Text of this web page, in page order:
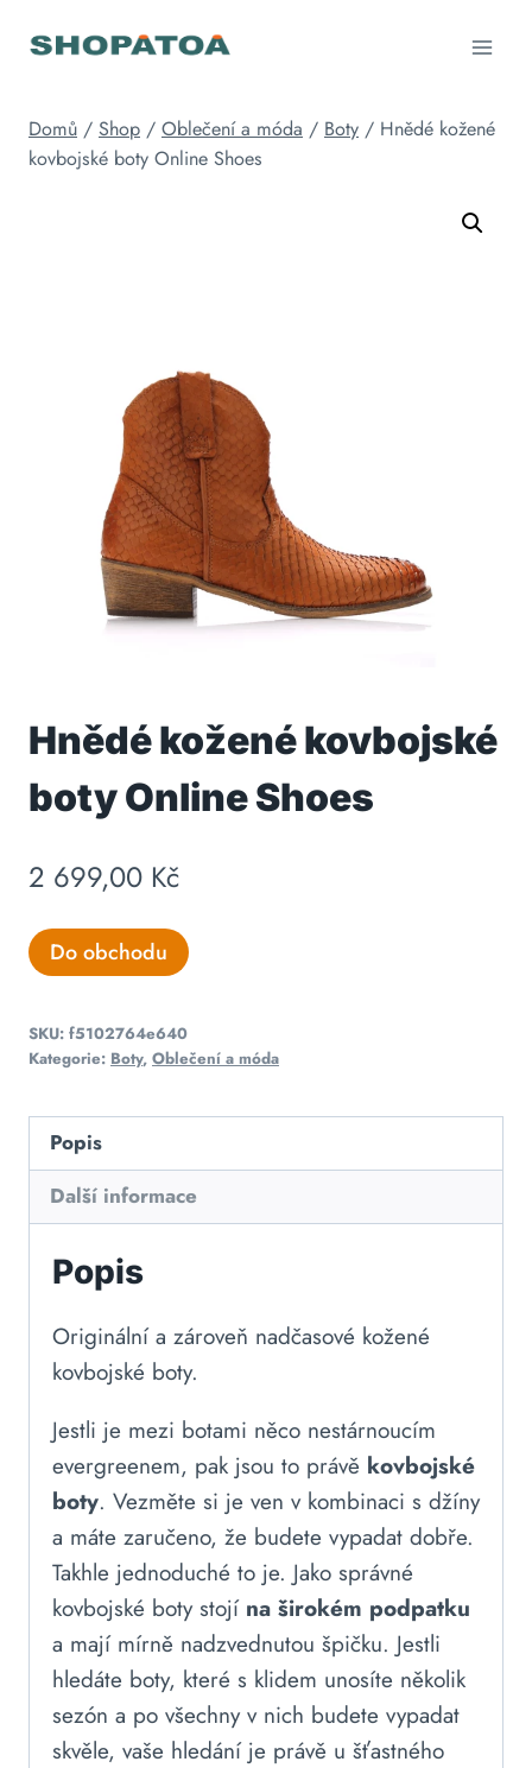
Domů / Shop / Oblečení a móda / Boty / Hnědé kožené
kovbojské boty Online Shoes
Hnědé kožené kovbojské
boty Online Shoes
2 699,00 Kč
Do obchodu
SKU: f5102764e640
Kategorie: Boty, Oblečení a móda
Popis
Další informace
Popis
Originální a zároveň nadčasové kožené
kovbojské boty.
Jestli je mezi botami něco nestárnoucím
evergreenem, pak jsou to právě kovbojské
boty. Vezměte si je ven v kombinaci s džíny
a máte zaručeno, že budete vypadat dobře.
Takhle jednoduché to je. Jako správné
kovbojské boty stojí na širokém podpatku
a mají mírně nadzvednutou špičku. Jestli
hledáte boty, které s klidem unosíte několik
sezón a po všechny v nich budete vypadat
skvěle, vaše hledání je právě u šťastného